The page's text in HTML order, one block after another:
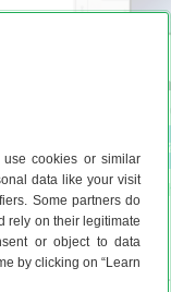
cookies or similar
data like your visit
Some partners do
rely on their legitimate
or object to data
by clicking on “Learn
Nothing
Bekijk
Bekijk Nothing
161.8 x 76.3 x